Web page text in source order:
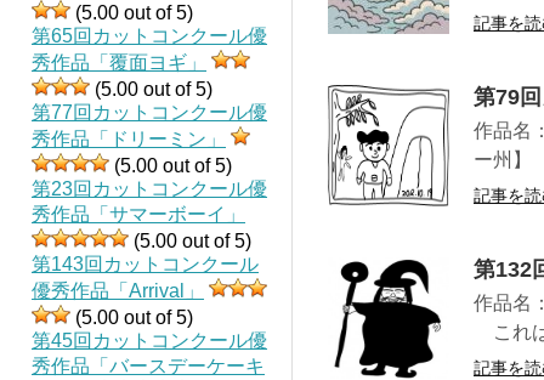
(5.00 out of 5)
第65回カットコンクール優
秀作品「覆面ヨギ」
(5.00 out of 5)
第77回カットコンクール優
秀作品「ドリーミン」
(5.00 out of 5)
第23回カットコンクール優
秀作品「サマーボーイ」
(5.00 out of 5)
第143回カットコンクール
優秀作品「Arrival」
(5.00 out of 5)
第45回カットコンクール優
秀作品「バースデーケーキ
記事を
第79
作品名
ー州】
記事を
第132
作品名
これ
記事を